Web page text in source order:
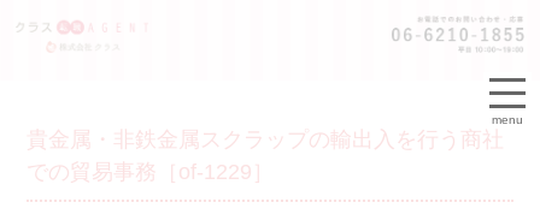
menu
貴金属・非鉄金属スクラップの輸出入を行う商社
での貿易事務［of-1229］